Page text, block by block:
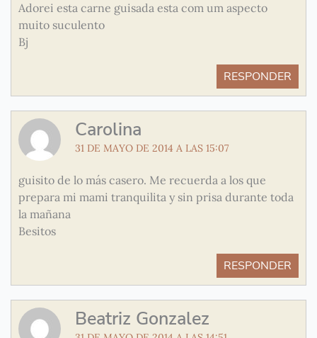
Adorei esta carne guisada esta com um aspecto
muito suculento
Bj
RESPONDER
Carolina
31 DE MAYO DE 2014 A LAS 15:07
guisito de lo más casero. Me recuerda a los que
prepara mi mami tranquilita y sin prisa durante toda
la mañana
Besitos
RESPONDER
Beatriz Gonzalez